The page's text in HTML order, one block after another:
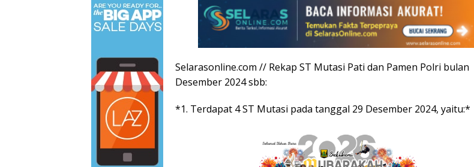
Selarasonline.com // Rekap ST Mutasi Pati dan Pamen Polri bulan
Desember 2024 sbb:
*1. Terdapat 4 ST Mutasi pada tanggal 29 Desember 2024, yaitu:*